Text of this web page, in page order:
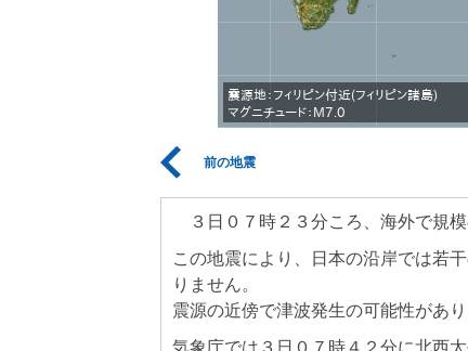
前の地震
３日０７時２３分ころ、海外で規模
この地震により、日本の沿岸では若
りません。
震源の近傍で津波発生の可能性があり
気象庁では３日０７時４２分に北西